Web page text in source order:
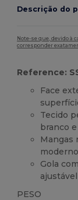
Descrição do
Note-se que, devido à
corresponder
Reference:
Face
Tecido
branco
Mangas
moderno
Gola
ajustável
PESO